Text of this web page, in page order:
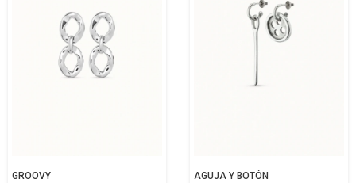
GROOVY AGUJA Y BOTÓN